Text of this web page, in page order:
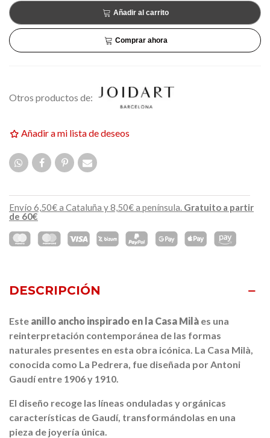
Añadir al carrito
Comprar ahora
Otros productos de:
Añadir a mi lista de deseos
Envío 6,50€ a Cataluña y 8,50€ a península. Gratuito a partir
de 60€
DESCRIPCIÓN
Este anillo ancho inspirado en la Casa Milà es una
reinterpretación contemporánea de las formas
naturales presentes en esta obra icónica. La Casa Milà
conocida como La Pedrera, fue diseñada por Antoni
Gaudíentre 1906 y 1910.
El diseño recoge las líneas onduladas y orgánicas
características de Gaudí, transformándolas en una
pieza de joyería única.